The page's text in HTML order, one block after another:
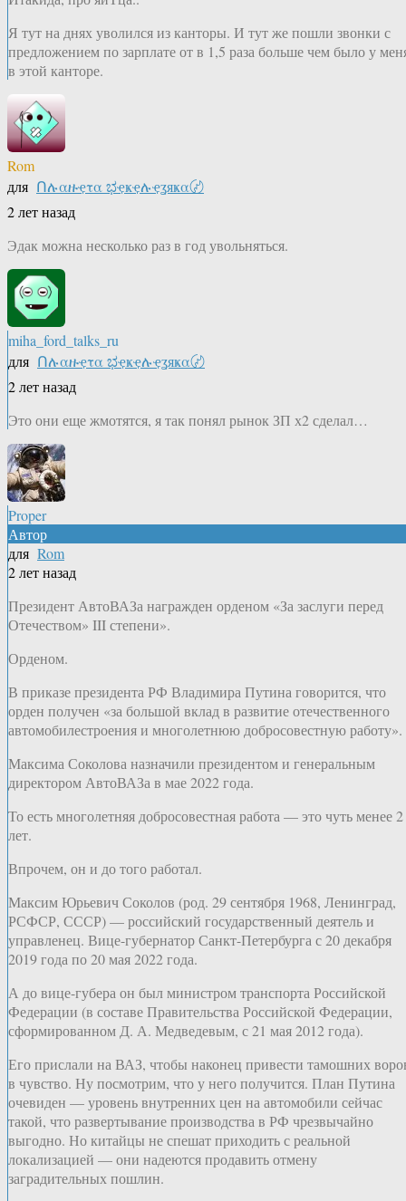
Я тут на днях уволился из канторы. И тут же пошли звонки с
предложением по зарплате от в 1,5 раза больше чем было у
в этой канторе.
Rom
для Ոሉαዙҿτα ಭҿҝҿሉҿʓяҝα〄
2 лет назад
Эдак можна несколько раз в год увольняться.
miha_ford_talks_ru
для Ոሉαዙҿτα ಭҿҝҿሉҿʓяҝα〄
2 лет назад
Это они еще жмотятся, я так понял рынок ЗП х2 сделал…
Proper
Автор
для Rom
2 лет назад
Президент АвтоВАЗа награжден орденом «За заслуги перед
Отечеством» III степени».
Орденом.
В приказе президента РФ Владимира Путина говорится, что
орден получен «за большой вклад в развитие отечественного
автомобилестроения и многолетнюю добросовестную работу».
Максима Соколова назначили президентом и генеральным
директором АвтоВАЗа в мае 2022 года.
То есть многолетняя добросовестная работа — это чуть менее 2
лет.
Впрочем, он и до того работал.
Максим Юрьевич Соколов (род. 29 сентября 1968, Ленинград,
РСФСР, СССР) — российский государственный деятель и
управленец. Вице-губернатор Санкт-Петербурга с 20 декабря
2019 года по 20 мая 2022 года.
А до вице-губера он был министром транспорта Российской
Федерации (в составе Правительства Российской Федерации,
сформированном Д. А. Медведевым, с 21 мая 2012 года).
Его прислали на ВАЗ, чтобы наконец привести тамошних
в чувство. Ну посмотрим, что у него получится. План Путина
очевиден — уровень внутренних цен на автомобили сейчас
такой, что развертывание производства в РФ чрезвычайно
выгодно. Но китайцы не спешат приходить с реальной
локализацией — они надеются продавить отмену
заградительных пошлин.